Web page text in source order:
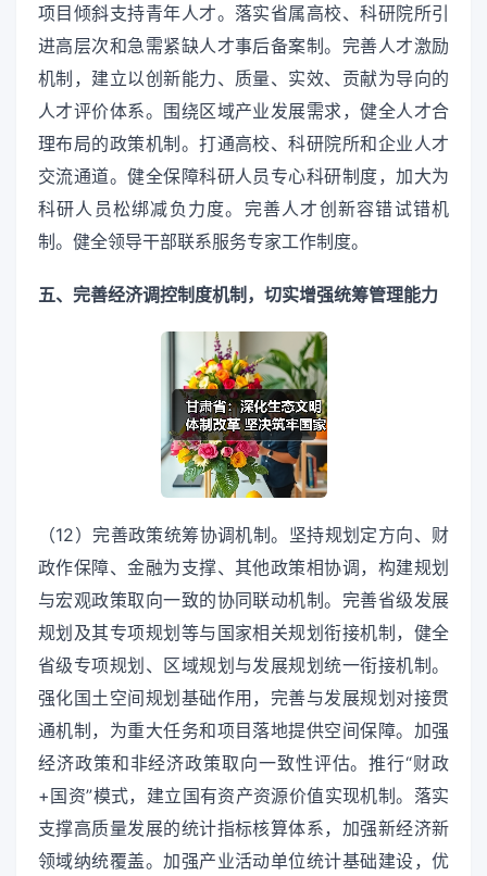
项目倾斜支持青年人才。落实省属高校、科研院所引
进高层次和急需紧缺人才事后备案制。完善人才激励
机制，建立以创新能力、质量、实效、贡献为导向的
人才评价体系。围绕区域产业发展需求，健全人才合
理布局的政策机制。打通高校、科研院所和企业人才
交流通道。健全保障科研人员专心科研制度，加大为
科研人员松绑减负力度。完善人才创新容错试错机
制。健全领导干部联系服务专家工作制度。
五、完善经济调控制度机制，切实增强统筹管理能力
（12）完善政策统筹协调机制。坚持规划定方向、财
政作保障、金融为支撑、其他政策相协调，构建规划
与宏观政策取向一致的协同联动机制。完善省级发展
规划及其专项规划等与国家相关规划衔接机制，健全
省级专项规划、区域规划与发展规划统一衔接机制。
强化国土空间规划基础作用，完善与发展规划对接贯
通机制，为重大任务和项目落地提供空间保障。加强
经济政策和非经济政策取向一致性评估。推行“财政
+国资”模式，建立国有资产资源价值实现机制。落实
支撑高质量发展的统计指标核算体系，加强新经济新
领域纳统覆盖。加强产业活动单位统计基础建设，优